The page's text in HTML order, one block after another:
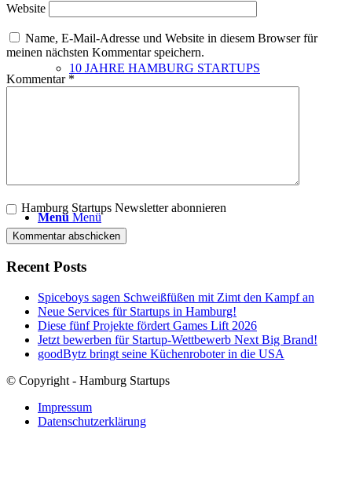
10 JAHRE HAMBURG STARTUPS
Menü Menü
Website
Name, E-Mail-Adresse und Website in diesem Browser für
meinen nächsten Kommentar speichern.
Kommentar *
Hamburg Startups Newsletter abonnieren
Recent Posts
Spiceboys sagen Schweißfüßen mit Zimt den Kampf an
Neue Services für Startups in Hamburg!
Diese fünf Projekte fördert Games Lift 2026
Jetzt bewerben für Startup-Wettbewerb Next Big Brand!
goodBytz bringt seine Küchenroboter in die USA
© Copyright - Hamburg Startups
Impressum
Datenschutzerklärung